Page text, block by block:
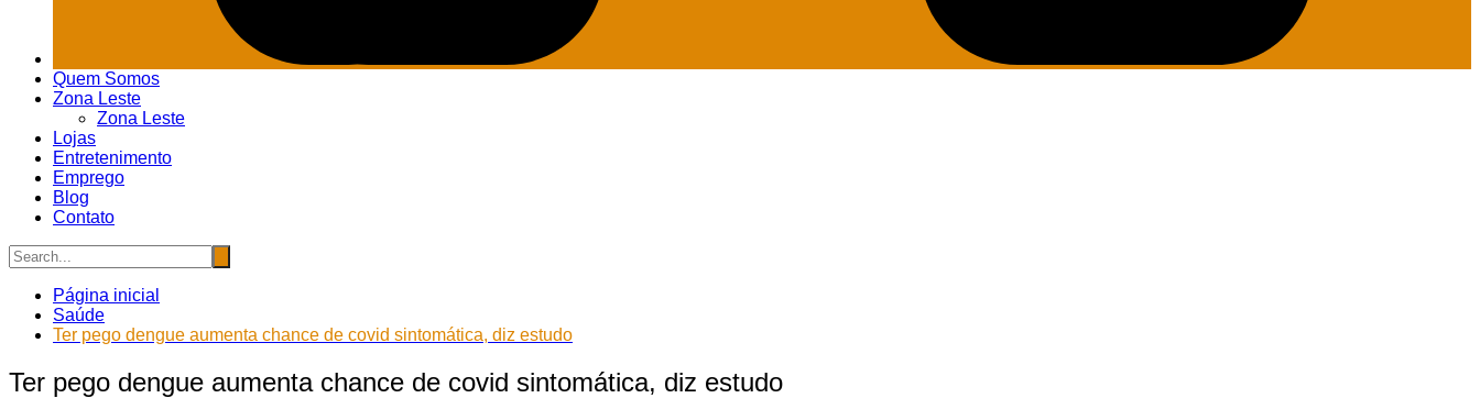
Quem Somos
Zona Leste
Zona Leste
Lojas
Entretenimento
Emprego
Blog
Contato
Página inicial
Saúde
Ter pego dengue aumenta chance de covid sintomática, diz estudo
Ter pego dengue aumenta chance de covid sintomática, diz estudo